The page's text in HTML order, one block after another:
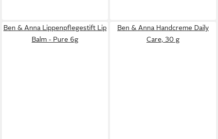
Ben & Anna Lippenpflegestift Lip
Balm - Pure 6g
Ben & Anna Handcreme Daily
Care, 30 g